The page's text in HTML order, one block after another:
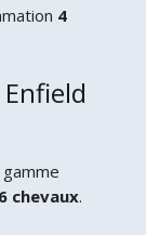
4
chevaux.